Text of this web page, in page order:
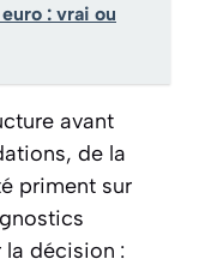
euro : vrai ou
avant
de la
priment sur
décision :